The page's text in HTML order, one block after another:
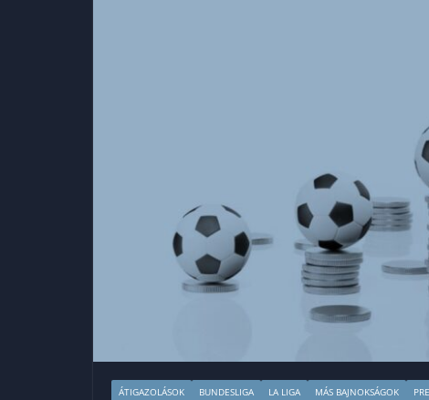
ÁTIGAZOLÁSOK BUNDESLIGA LA LIGA MÁS BAJNOKSÁGOK